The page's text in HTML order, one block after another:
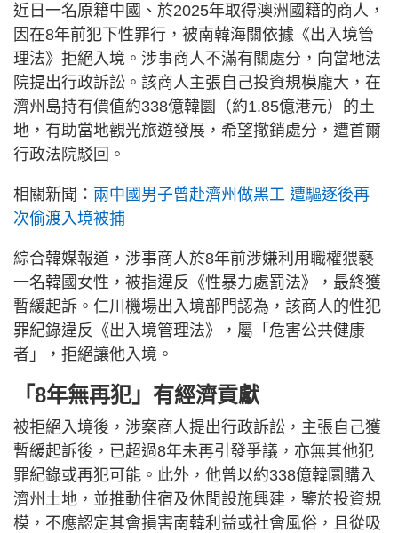
近日一名原籍中國、於2025年取得澳洲國籍的商人，
因在8年前犯下性罪行，被南韓海關依據《出入境管
理法》拒絕入境。涉事商人不滿有關處分，向當地法
院提出行政訴訟。該商人主張自己投資規模龐大，在
濟州島持有價值約338億韓圜（約1.85億港元）的土
地，有助當地觀光旅遊發展，希望撤銷處分，遭首爾
行政法院駁回。
相關新聞： 兩中國男子曾赴濟州做黑工 遭驅逐後再
次偷渡入境被捕
綜合韓媒報道，涉事商人於8年前涉嫌利用職權猥褻
一名韓國女性，被指違反《性暴力處罰法》，最終獲
暫緩起訴。仁川機場出入境部門認為，該商人的性犯
罪紀錄違反《出入境管理法》，屬「危害公共健康
者」，拒絕讓他入境。
「8年無再犯」有經濟貢獻
被拒絕入境後，涉案商人提出行政訴訟，主張自己獲
暫緩起訴後，已超過8年未再引發爭議，亦無其他犯
罪紀錄或再犯可能。此外，他曾以約338億韓圜購入
濟州土地，並推動住宿及休閒設施興建，鑒於投資規
模，不應認定其會損害南韓利益或社會風俗，且從吸